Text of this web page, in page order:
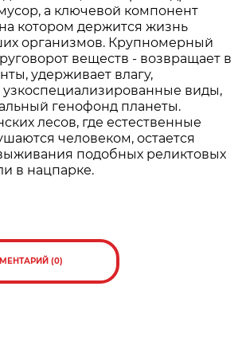
а ключевой компонент
котором держится жизнь
организмов. Крупномерный
веществ - возвращает в
удерживает влагу,
узкоспециализированные виды,
генофонд планеты.
лесов, где естественные
человеком, остается
подобных реликтовых
в нацпарке.
(0)